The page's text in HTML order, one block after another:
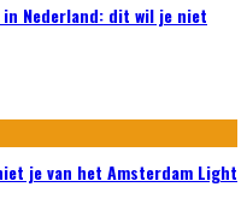
Nederland: dit wil je niet
je van het Amsterdam Light